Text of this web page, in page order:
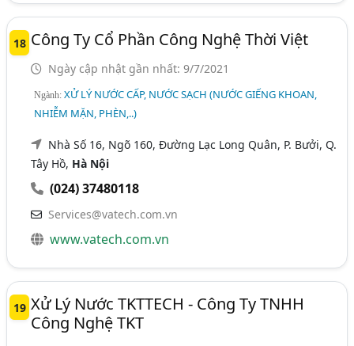
18 Công Ty Cổ Phần Công Nghệ Thời Việt
Ngày cập nhật gần nhất: 9/7/2021
Ngành:XỬ LÝ NƯỚC CẤP, NƯỚC SẠCH (NƯỚC GIẾNG KHOAN,
NHIỄM MẶN, PHÈN,..)
Nhà Số 16, Ngõ 160, Đường Lạc Long Quân, P. Bưởi, Q.
Tây Hồ, Hà Nội
(024) 37480118
Services@vatech.com.vn
www.vatech.com.vn
19 Xử Lý Nước TKTTECH - Công Ty TNHH
Công Nghệ TKT